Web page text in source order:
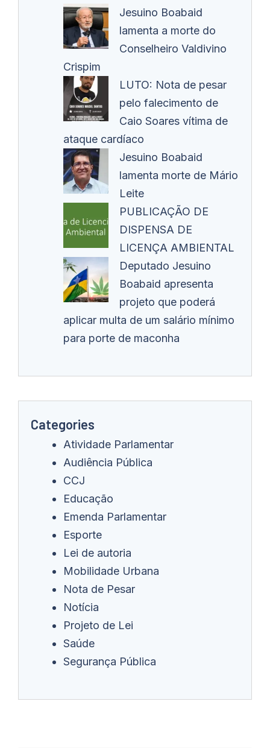
Jesuino Boabaid
lamenta a morte do
Conselheiro Valdivino
Crispim
LUTO: Nota de pesar
pelo falecimento de
Caio Soares vítima de
ataque cardíaco
Jesuino Boabaid
lamenta morte de Mário
Leite
PUBLICAÇÃO DE
DISPENSA DE
LICENÇA AMBIENTAL
Deputado Jesuino
Boabaid apresenta
projeto que poderá
aplicar multa de um salário mínimo
para porte de maconha
Categories
Atividade Parlamentar
Audiência Pública
CCJ
Educação
Emenda Parlamentar
Esporte
Lei de autoria
Mobilidade Urbana
Nota de Pesar
Notícia
Projeto de Lei
Saúde
Segurança Pública